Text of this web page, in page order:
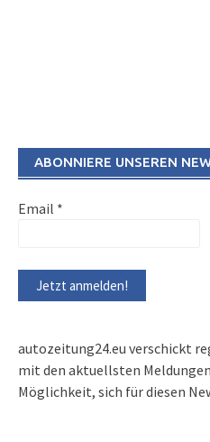
ABONNIERE UNSEREN
Email *
autozeitung24.eu verschickt
mit den aktuellsten
Möglichkeit, sich für diesen